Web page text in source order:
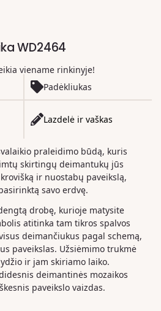
WD2464
viename rinkinyje!
Padėkliukas
Lazdelė ir vaškas
praleidimo būdą, kuris
skirtingų deimantukų jūs
ir nuostabų paveikslą,
savo erdvę.
drobę, kurioje matysite
atitinka tam tikros spalvos
deimančiukus pagal schemą,
paveikslas. Užsiėmimo trukmė
ir jam skiriamo laiko.
deimantinės mozaikos
paveikslo vaizdas.